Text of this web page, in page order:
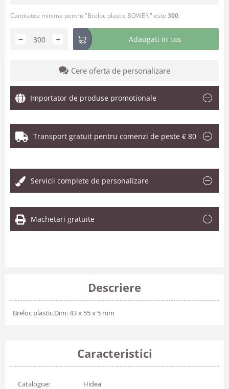
Cantitatea minima pentru "Breloc plastic BOWEN" este 300.
+
− Adaugati in cos
Cere oferta de personalizare
Importator de produse promotionale
Transport gratuit pentru comenzi de peste € 80
Servicii complete de personalizare
Machetari gratuite
Descriere
Breloc plastic.Dim: 43 x 55 x 5 mm
Caracteristici
Catalogue: Hidea